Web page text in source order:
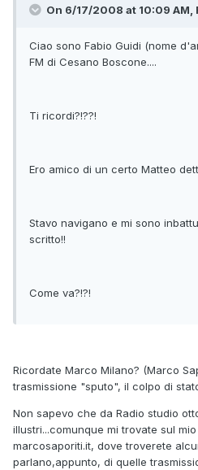
On 6/17/2008 at 10:09 AM,
Ciao sono Fabio Guidi (nome
FM di Cesano Boscone....
Ti ricordi?!??!
Ero amico di un certo Matteo
Stavo navigano e mi sono
scritto!!
Come va?!?!
Ricordate Marco Milano? (Marco
trasmissione "sputo", il colpo di
Non sapevo che da Radio studio
illustri...comunque mi trovate sul
marcosaporiti.it, dove troverete
parlano,appunto, di quelle